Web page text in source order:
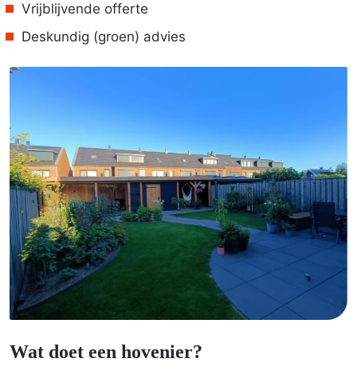
Vrijblijvende offerte
Deskundig (groen) advies
Wat doet een hovenier?